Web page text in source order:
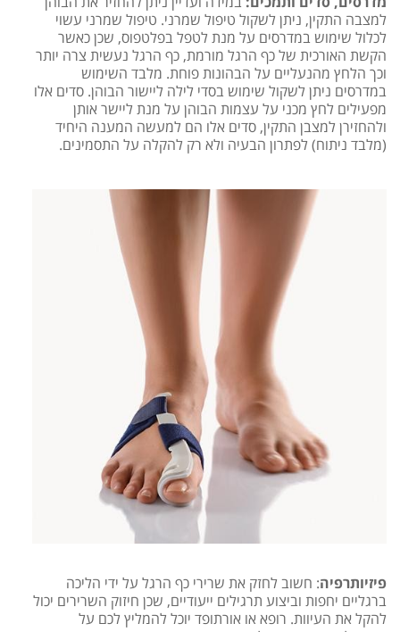
למצבה התקין, ניתן לשקול טיפול שמרני. טיפול שמרני עשוי
לכלול שימוש במדרסים על מנת לטפל בפלטפוס, שכן כאשר
הקשת האורכית של כף הרגל מורמת, כף הרגל נעשית צרה יותר
וכך הלחץ מהנעליים על הבהונות פוחת. מלבד השימוש
במדרסים ניתן לשקול שימוש בסדי לילה ליישור הבוהן. סדים אלו
מפעילים לחץ מכני על עצמות הבוהן על מנת ליישר אותן
ולהחזירן למצבן התקין, סדים אלו הם למעשה המענה היחיד
(מלבד ניתוח) לפתרון הבעיה ולא רק להקלה על התסמינים.
פיזיותרפיה: חשוב לחזק את שרירי כף הרגל על ידי הליכה
ברגליים יחפות וביצוע תרגילים ייעודיים, שכן חיזוק השרירים יכול
להקל את העיוות. רופא או אורתופד יוכל להמליץ לכם על